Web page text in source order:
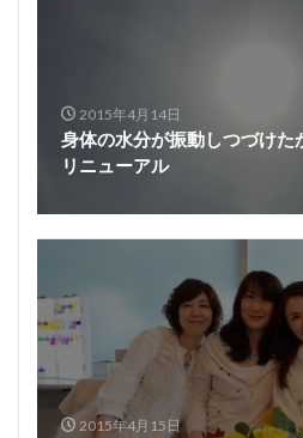
2015年4月14日
身体の水分が振動しつづけた
リニューアル
2015年4月15日